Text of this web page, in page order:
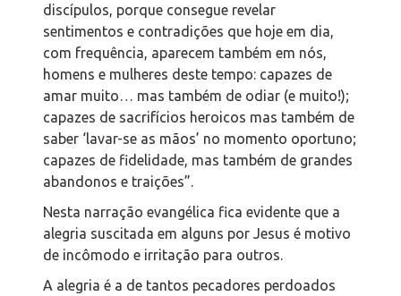
discípulos, porque consegue revelar
sentimentos e contradições que hoje em dia,
com frequência, aparecem também em nós,
homens e mulheres deste tempo: capazes de
amar muito… mas também de odiar (e muito!);
capazes de sacrifícios heroicos mas também de
saber ‘lavar-se as mãos’ no momento oportuno;
capazes de fidelidade, mas também de grandes
abandonos e traições”.
Nesta narração evangélica fica evidente que a
alegria suscitada em alguns por Jesus é motivo
de incômodo e irritação para outros.
A alegria é a de tantos pecadores perdoados